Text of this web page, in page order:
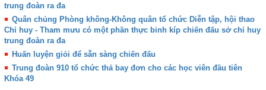
trung đoàn ra đa
Quân chủng Phòng không-Không quân tổ chức Diễn tập, hội thao
Chỉ huy - Tham mưu có một phần thực binh kíp chiến đấu sở chỉ huy
trung đoàn ra đa
Huấn luyện giỏi để sẵn sàng chiến đấu
Trung đoàn 910 tổ chức thả bay đơn cho các học viên đầu tiên
Khóa 49